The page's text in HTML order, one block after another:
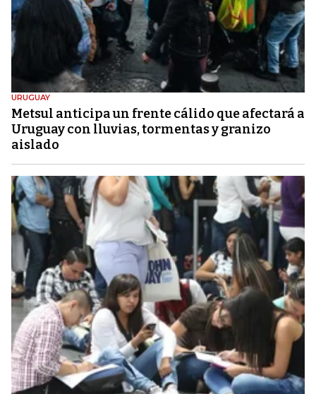
URUGUAY
Metsul anticipa un frente cálido que afectará a
Uruguay con lluvias, tormentas y granizo
aislado